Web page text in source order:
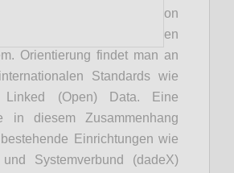
der Metainformationen von
in einem skalierbaren
Orientierung findet man an
Standards wie
Linked (Open) Data. Eine
in diesem Zusammenhang
Einrichtungen wie
Systemverbund (dadeX)